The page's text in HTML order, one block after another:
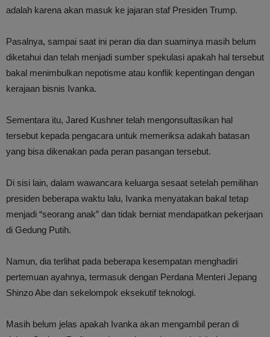
adalah karena akan masuk ke jajaran staf Presiden Trump.
Pasalnya, sampai saat ini peran dia dan suaminya masih belum
diketahui dan telah menjadi sumber spekulasi apakah hal tersebut
bakal menimbulkan nepotisme atau konflik kepentingan dengan
kerajaan bisnis Ivanka.
Sementara itu, Jared Kushner telah mengonsultasikan hal
tersebut kepada pengacara untuk memeriksa adakah batasan
yang bisa dikenakan pada peran pasangan tersebut.
Di sisi lain, dalam wawancara keluarga sesaat setelah pemilihan
presiden beberapa waktu lalu, Ivanka menyatakan bakal tetap
menjadi “seorang anak” dan tidak berniat mendapatkan pekerjaan
di Gedung Putih.
Namun, dia terlihat pada beberapa kesempatan menghadiri
pertemuan ayahnya, termasuk dengan Perdana Menteri Jepang
Shinzo Abe dan sekelompok eksekutif teknologi.
Masih belum jelas apakah Ivanka akan mengambil peran di